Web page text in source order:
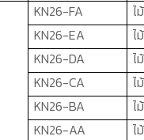
KN26-FA ไ
KN26-EA
ไ
KN26-DA
ไ
KN26-CA
ไ
KN26-BA
ไ
KN26-AA
ไ